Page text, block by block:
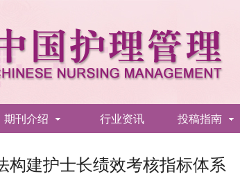
期刊介绍 行业资讯 投稿指南
构建护士长绩效考核指标体系